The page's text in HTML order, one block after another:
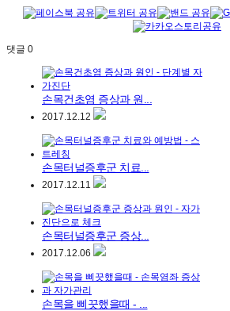
댓글 0
손목건초염 증상과 원...
2017.12.12
손목터널증후군 치료...
2017.12.11
손목터널증후군 증상...
2017.12.06
손목을 삐끗했을때 - ...